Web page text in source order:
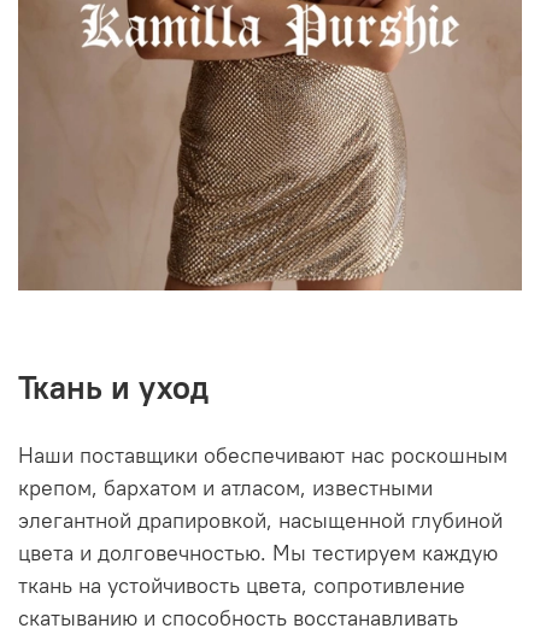
Ткань и уход
Наши поставщики обеспечивают нас роскошным
крепом, бархатом и атласом, известными
элегантной драпировкой, насыщенной глубиной
цвета и долговечностью. Мы тестируем каждую
ткань на устойчивость цвета, сопротивление
скатыванию и способность восстанавливать